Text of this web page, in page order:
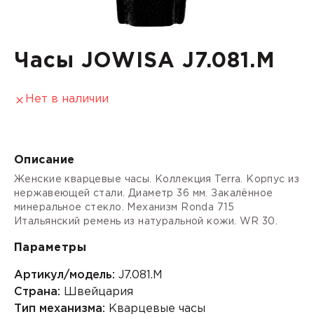
Часы JOWISA J7.081.M
Нет в наличии
Описание
Женские кварцевые часы. Коллекция Terra. Корпус из
нержавеющей стали. Диаметр 36 мм. Закалённое
минеральное стекло. Механизм Ronda 715
Итальянский ремень из натуральной кожи. WR 30.
Параметры
Артикул/модель: J7.081.M
Страна: Швейцария
Тип механизма: Кварцевые часы